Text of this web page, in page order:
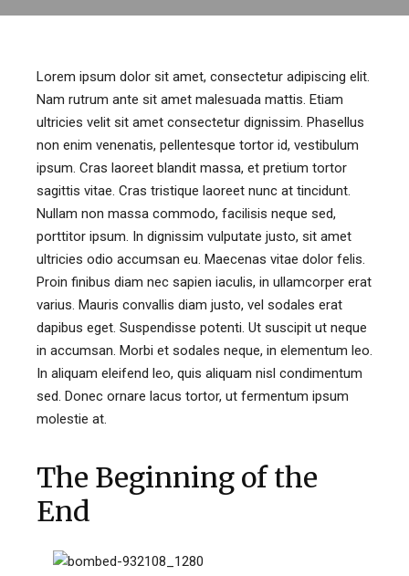
Lorem ipsum dolor sit amet, consectetur adipiscing elit.
Nam rutrum ante sit amet malesuada mattis. Etiam
ultricies velit sit amet consectetur dignissim. Phasellus
non enim venenatis, pellentesque tortor id, vestibulum
ipsum. Cras laoreet blandit massa, et pretium tortor
sagittis vitae. Cras tristique laoreet nunc at tincidunt.
Nullam non massa commodo, facilisis neque sed,
porttitor ipsum. In dignissim vulputate justo, sit amet
ultricies odio accumsan eu. Maecenas vitae dolor felis.
Proin finibus diam nec sapien iaculis, in ullamcorper erat
varius. Mauris convallis diam justo, vel sodales erat
dapibus eget. Suspendisse potenti. Ut suscipit ut neque
in accumsan. Morbi et sodales neque, in elementum leo.
In aliquam eleifend leo, quis aliquam nisl condimentum
sed. Donec ornare lacus tortor, ut fermentum ipsum
molestie at.
The Beginning of the
End